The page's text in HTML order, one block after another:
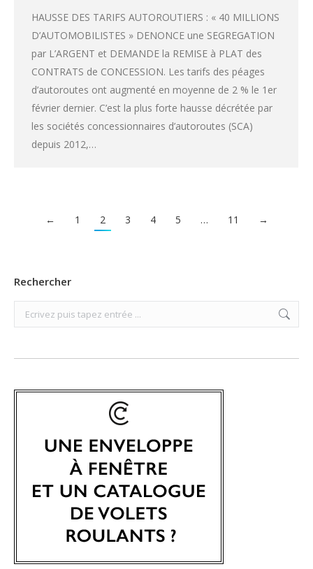
HAUSSE DES TARIFS AUTOROUTIERS : « 40 MILLIONS
D’AUTOMOBILISTES » DENONCE une SEGREGATION
par L’ARGENT et DEMANDE la REMISE à PLAT des
CONTRATS de CONCESSION. Les tarifs des péages
d’autoroutes ont augmenté en moyenne de 2 % le 1er
février dernier. C’est la plus forte hausse décrétée par
les sociétés concessionnaires d’autoroutes (SCA)
depuis 2012,…
← 1 2 3 4 5 … 11 →
Rechercher
Search: